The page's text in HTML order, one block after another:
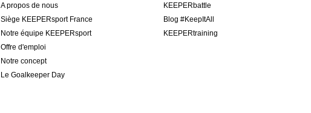
A propos de nous
Siège KEEPERsport France
Notre équipe KEEPERsport
Offre d'emploi
Notre concept
Le Goalkeeper Day
KEEPERbattle
Blog #KeepItAll
KEEPERtraining